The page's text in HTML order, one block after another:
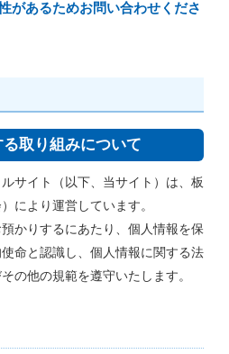
があるためお問い合わせくださ
取り組みについて
サイト（以下、当サイト）は、板
により運営しています。
かりするにあたり、個人情報を保
命と認識し、個人情報に関する法
の他の規範を遵守いたします。